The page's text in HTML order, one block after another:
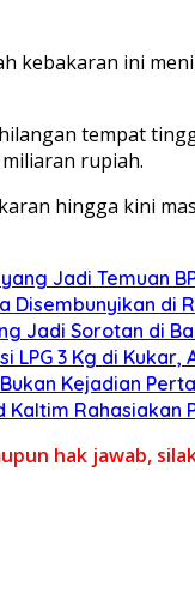
kebakaran ini
tempat
rupiah.
hingga kini
Jadi Temuan
Disembunyikan di
Jadi Sorotan di
3 Kg di
Kejadian
hak jawab,